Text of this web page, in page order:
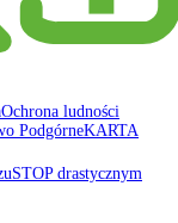
Ochrona ludności
KARTA
STOP drastycznym